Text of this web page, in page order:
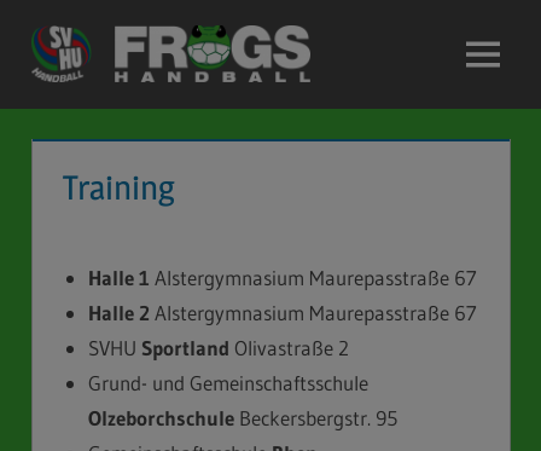
Inhalt
springen
Menü
Training
Halle 1 Alstergymnasium Maurepasstraße 67
Halle 2 Alstergymnasium Maurepasstraße 67
SVHU Sportland Olivastraße 2
Grund- und Gemeinschaftsschule
Olzeborchschule Beckersbergstr. 95